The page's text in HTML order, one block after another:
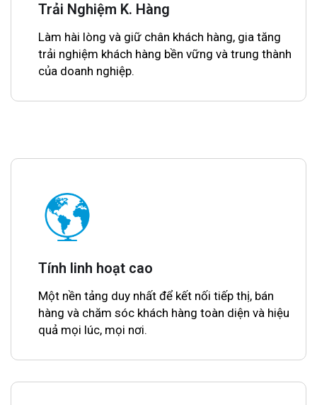
Trải Nghiệm K. Hàng
Làm hài lòng và giữ chân khách hàng, gia tăng
trải nghiệm khách hàng bền vững và trung thành
của doanh nghiệp.
Tính linh hoạt cao
Một nền tảng duy nhất để kết nối tiếp thị, bán
hàng và chăm sóc khách hàng toàn diện và hiệu
quả mọi lúc, mọi nơi.